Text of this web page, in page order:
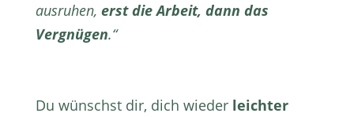
ausruhen, erst die Arbeit, dann das
Vergnügen.“
Du wünschst dir, dich wieder leichter